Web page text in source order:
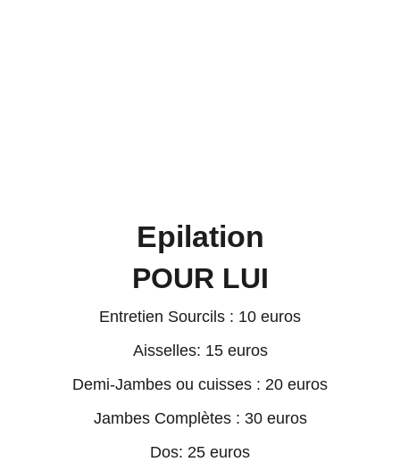
Epilation
POUR LUI
Entretien Sourcils ​: 10 euros
Aisselles: 15 euros
Demi-Jambes ou cuisses : 20 euros
Jambes Complètes : 30 euros
Dos: 25 euros